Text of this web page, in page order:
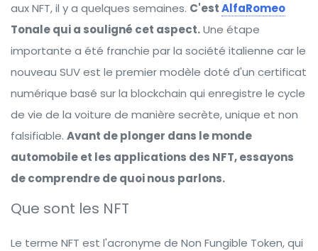
aux NFT, il y a quelques semaines. C'estAlfaRomeo
Tonale qui a souligné cet aspect.Une étape
importante a été franchie par la société italienne car le
nouveau SUV est le premier modèle doté d'un certificat
numérique basé sur la blockchain qui enregistre le cycle
de vie de la voiture de manière secrète, unique et non
falsifiable. Avant de plonger dans le monde
automobile et les applications des NFT, essayons
de comprendre de quoi nous parlons.
Que sont les NFT
Le terme NFT est l'acronyme de Non Fungible Token, qui